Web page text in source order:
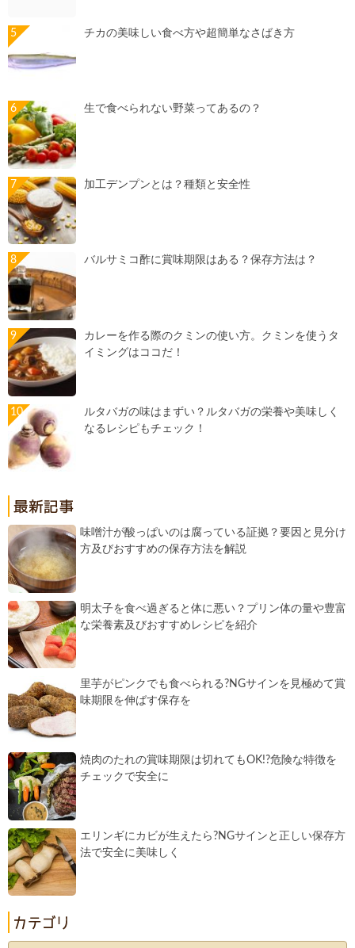
チカの美味しい食べ方や超簡単なさばき方
生で食べられない野菜ってあるの？
加工デンプンとは？種類と安全性
バルサミコ酢に賞味期限はある？保存方法は？
カレーを作る際のクミンの使い方。クミンを使うタ
イミングはココだ！
ルタバガの味はまずい？ルタバガの栄養や美味しく
なるレシピもチェック！
味噌汁が酸っぱいのは腐っている証拠？要因と見分け
方及びおすすめの保存方法を解説
明太子を食べ過ぎると体に悪い？プリン体の量や豊富
な栄養素及びおすすめレシピを紹介
里芋がピンクでも食べられる?NGサインを見極めて賞
味期限を伸ばす保存を
焼肉のたれの賞味期限は切れてもOK!?危険な特徴を
チェックで安全に
エリンギにカビが生えたら?NGサインと正しい保存方
法で安全に美味しく